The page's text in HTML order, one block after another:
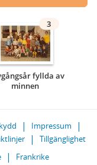
3
fyllda av
minnen
Impressum
Tillgänglighet
Frankrike